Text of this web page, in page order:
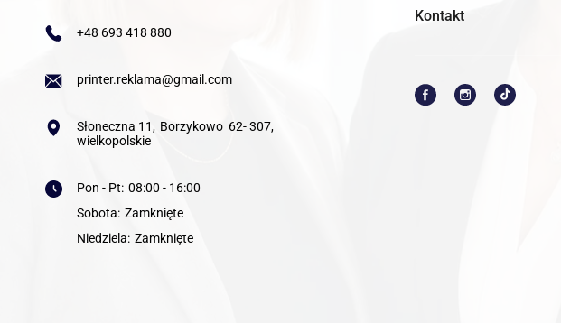
+48 693 418 880
printer.reklama@gmail.com
Słoneczna 11, Borzykowo 62- 307,
wielkopolskie
Pon - Pt: 08:00 - 16:00
Sobota: Zamknięte
Niedziela: Zamknięte
Kontakt